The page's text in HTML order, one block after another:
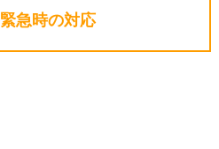
緊急時の対応